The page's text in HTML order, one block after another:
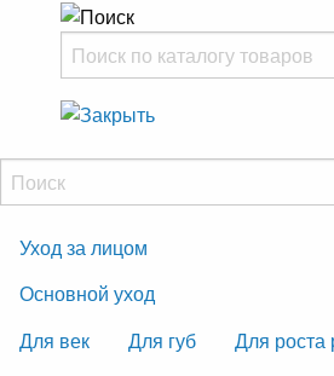
Уход за лицом
Основной уход
Для век
Для губ
Для роста